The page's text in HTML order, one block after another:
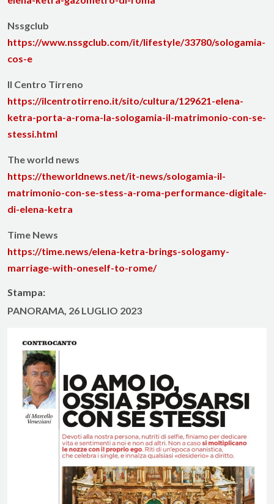
Nssgclub
https://www.nssgclub.com/it/lifestyle/33780/sologamia-
cos-e
Il Centro Tirreno
https://ilcentrotirreno.it/sito/cultura/129621-elena-
ketra-porta-a-roma-la-sologamia-il-matrimonio-con-se-
stessi.html
The world news
https://theworldnews.net/it-news/sologamia-il-
matrimonio-con-se-stess-a-roma-performance-digitale-
di-elena-ketra
Time News
https://time.news/elena-ketra-brings-sologamy-
marriage-with-oneself-to-rome/
Stampa:
PANORAMA, 26 LUGLIO 2023